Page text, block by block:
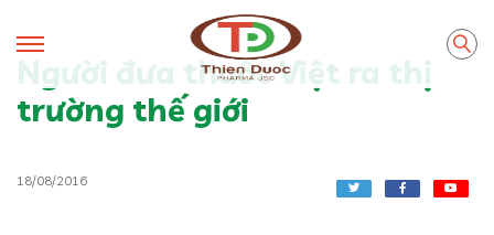
Người đưa thuốc Việt ra thị
trường thế giới
18/08/2016